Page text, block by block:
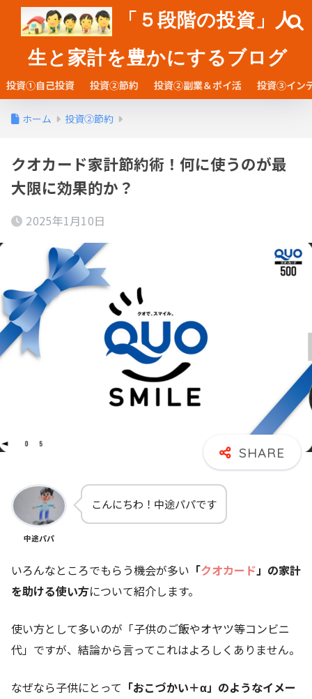
「５段階の投資」人
生と家計を豊かにするブログ
投資①自己投資 投資②節約 投資②副業＆ポイ活 投資③イン
ホーム 投資②節約
クオカード家計節約術！何に使うのが最
大限に効果的か？
2025年1月10日
中途パパ
こんにちわ！中途パパです
いろんなところでもらう機会が多い 「クオカード」の家計
を助ける使い方について紹介します。
使い方として多いのが「子供のご飯やオヤツ等コンビニ
代」ですが、結論から言ってこれはよろしくありません。
なぜなら子供にとって 「おこづかい＋α」のようなイメー